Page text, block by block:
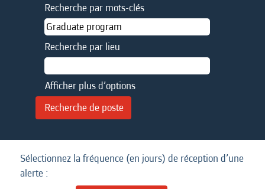
Recherche par mots-clés
Recherche par lieu
Afficher plus d’options
Sélectionnez la fréquence (en jours) de réception d’une
alerte :